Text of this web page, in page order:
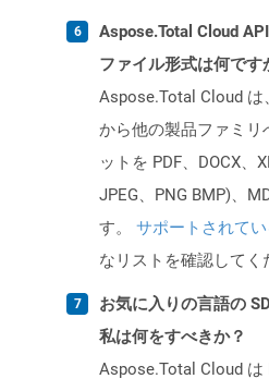
Aspose.Total Cloud
ファイル形式は何です
Aspose.Total Cloud は
から他の製品ファミリ
ットを PDF、DOCX、
JPEG、PNG BMP)、
す。 サポートされて
なリストを確認してく
お気に入りの言語の
私は何をすべきか？
Aspose.Total Cloud は